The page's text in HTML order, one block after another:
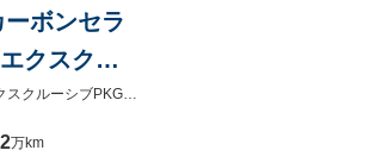
ボンセラ
クスクル
4本交換
【問合No：15471】AMGカーボンセラミックブレーキ，AMGカーボンファイバーインテリアトリム，エクスクルーシブPKG，リアコンフォートPKG，リアベルトバック，タイヤ4本交換付，黒本革
万km